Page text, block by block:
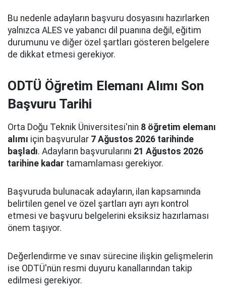
Bu nedenle adayların başvuru dosyasını hazırlarken
yalnızca ALES ve yabancı dil puanına değil, eğitim
durumunu ve diğer özel şartları gösteren belgelere
de dikkat etmesi gerekiyor.
ODTÜ Öğretim Elemanı Alımı Son
Başvuru Tarihi
Orta Doğu Teknik Üniversitesi'nin 8 öğretim elemanı
alımı için başvurular 7 Ağustos 2026 tarihinde
başladı. Adayların başvurularını 21 Ağustos 2026
tarihine kadar tamamlaması gerekiyor.
Başvuruda bulunacak adayların, ilan kapsamında
belirtilen genel ve özel şartları ayrı ayrı kontrol
etmesi ve başvuru belgelerini eksiksiz hazırlaması
önem taşıyor.
Değerlendirme ve sınav sürecine ilişkin gelişmelerin
ise ODTÜ'nün resmi duyuru kanallarından takip
edilmesi gerekiyor.